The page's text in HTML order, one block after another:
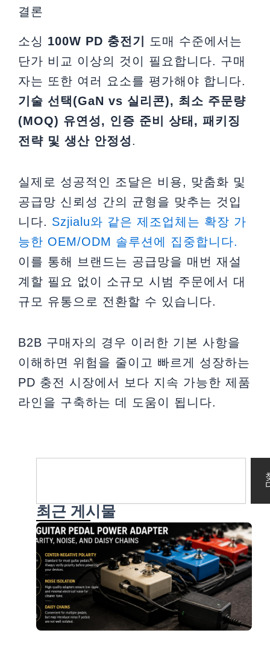
결론
소싱 100W PD 충전기
도매 수준에서는
단가 비교 이상의 것이 필요합니다. 구매
자는 또한 여러 요소를 평가해야 합니다.
기술 선택(GaN vs 실리콘), 최소 주문량
(MOQ) 유연성, 인증 준비 상태, 패키징
전략 및 생산 안정성.
실제로 성공적인 조달은 비용, 맞춤화 및
공급망 신뢰성 간의 균형을 맞추는 것입
니다. Szjialu와 같은 제조업체는 확장 가
능한 OEM/ODM 솔루션에 집중합니다.
이를 통해 브랜드는 공급망을 매번 재설
계할 필요 없이 소규모 시범 주문에서 대
규모 유통으로 전환할 수 있습니다.
B2B 구매자의 경우 이러한 기본 사항을
이해하면 위험을 줄이고 빠르게 성장하는
PD 충전 시장에서 보다 지속 가능한 제품
라인을 구축하는 데 도움이 됩니다.
최근 게시물